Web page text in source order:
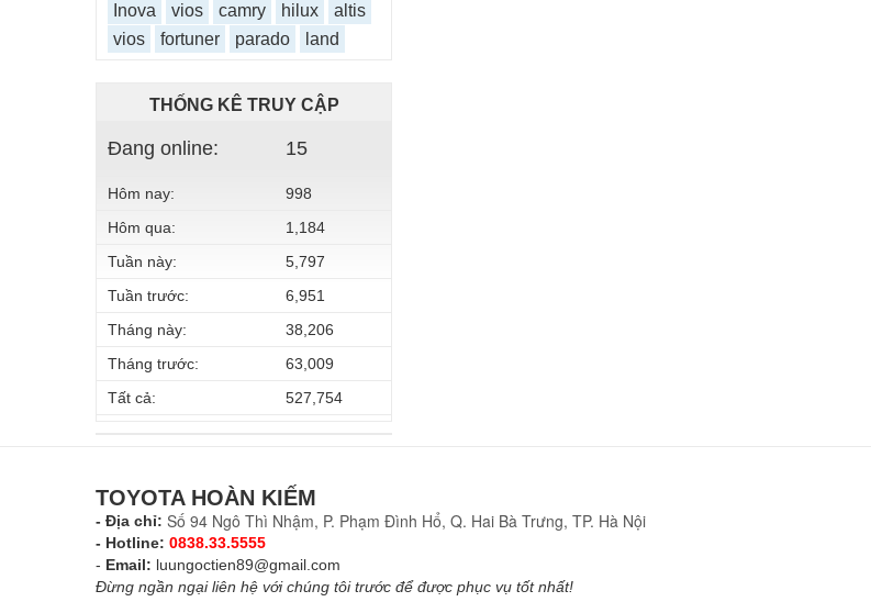
Inova vios camry hilux
altis
vios
fortuner parado land
THỐNG KÊ TRUY CẬP
Đang online: 15
Hôm nay:
998
Hôm qua:
1,184
Tuần này:
5,797
Tuần trước:
6,951
Tháng này:
38,206
Tháng trước:
63,009
Tất cả:
527,754
TOYOTA HOÀN KIẾM
- Địa chỉ: Số 94 Ngô Thì Nhậm, P. Phạm Đình Hổ, Q. Hai Bà Trưng, TP. Hà Nội
- Hotline: 0838.33.5555
- Email: luungoctien89@gmail.com
Đừng ngần ngại liên hệ với chúng tôi trước để được phục vụ tốt nhất!